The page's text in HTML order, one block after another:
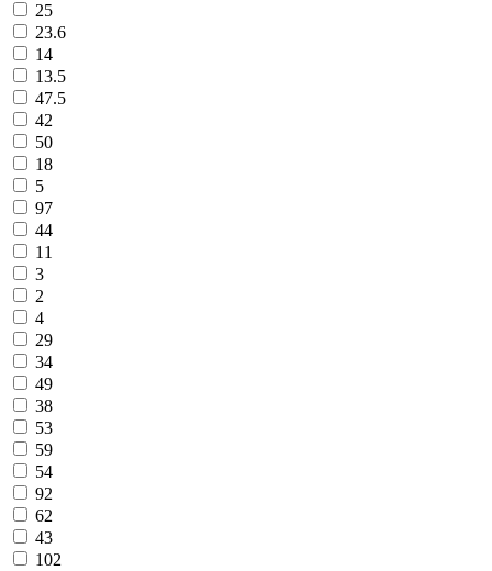
25
23.6
14
13.5
47.5
42
50
18
5
97
44
11
3
2
4
29
34
49
38
53
59
54
92
62
43
102